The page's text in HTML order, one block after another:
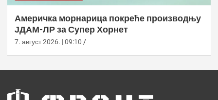
Америчка морнарица покреће производњу
ЈДАМ-ЛР за Супер Хорнет
7. август 2026. | 09:10